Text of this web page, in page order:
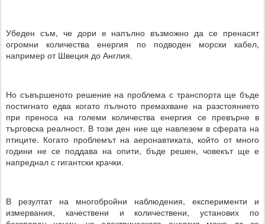
Убеден съм, че дори е напълно възможно да се пренасят
огромни количества енергия по подводен морски кабел,
например от Швеция до Англия.
Но съвършеното решение на проблема с транспорта ще бъде
постигнато едва когато пълното премахване на разстоянието
при преноса на големи количества енергия се превърне в
търговска реалност. В този ден ние ще навлезем в сферата на
птиците. Когато проблемът на аеронавтиката, който от много
години не се поддава на опити, бъде решен, човекът ще е
напреднал с гигантски крачки.
В резултат на многобройни наблюдения, експерименти и
измервания, качествени и количествени, установих по